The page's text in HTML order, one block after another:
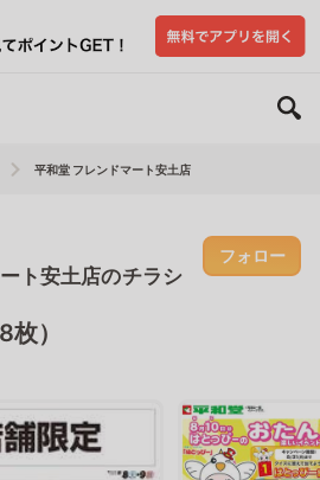
平和堂 フレンドマート安土店
ト安土店のチラシ
フォロー
）